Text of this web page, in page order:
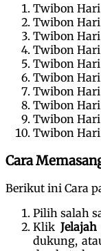
Twibon Hari
Twibon
Twibon
Twibon
Twibon
Twibon
Twibon
Twibon
Twibon
Twibon Hari
Cara
Berikut ini Cara
Pilih salah
Klik Jelajah
dukung,